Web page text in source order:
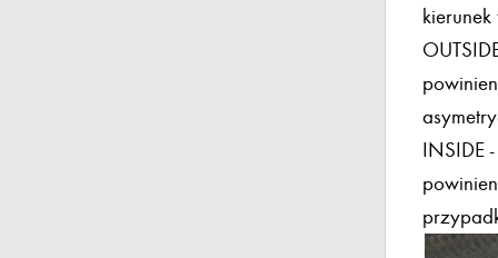
INSIDE